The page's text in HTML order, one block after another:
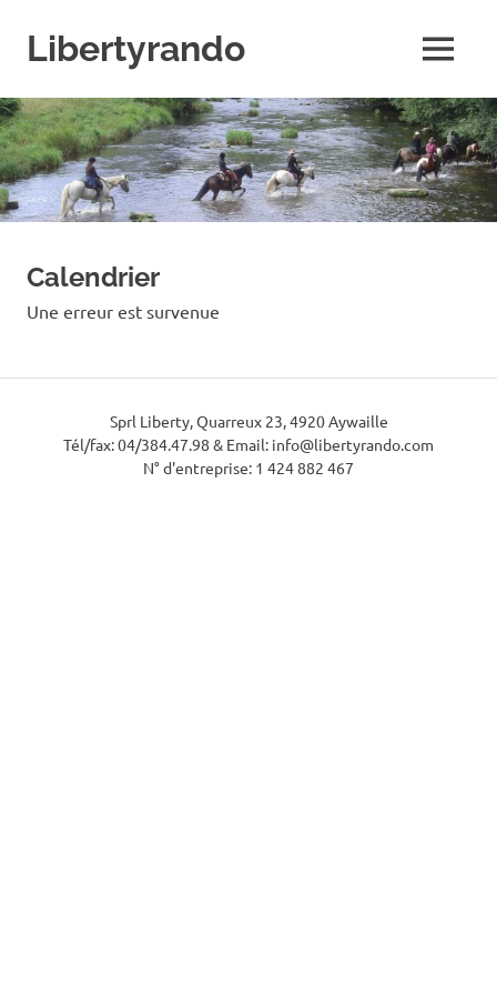
contentLibertyrando
spécialiste
de
la
randonnée
à
cheval
MENU
Calendrier
Une erreur est survenue
Sprl Liberty, Quarreux 23, 4920 Aywaille
Tél/fax: 04/384.47.98 & Email: info@libertyrando.com
N° d'entreprise: 1 424 882 467